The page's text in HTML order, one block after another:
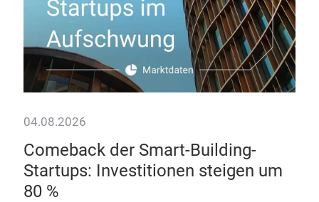
04.08.2026
Comeback der Smart-Building-
Startups: Investitionen steigen um
80 %